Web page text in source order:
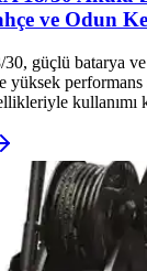
ve Odun
güçlü batarya ve
yüksek
kullanımı